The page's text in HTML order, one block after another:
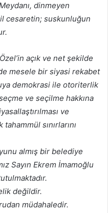
dinmeyen
cesaretin; suskunluğun
açık ve net şekilde
mesele bir siyasi rekabet
demokrasi ile otoriterlik
ve seçilme hakkına
ve
sınırlarını
almış bir belediye
Sayın Ekrem İmamoğlu
değildir.
müdahaledir.